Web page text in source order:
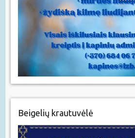
Beigelių krautuvėlė